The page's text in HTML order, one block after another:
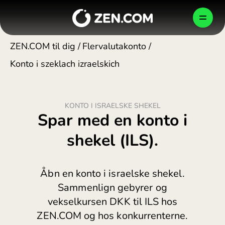
content
Danmark (Dansk)
България (Български)
Danmark (Dansk)
Deutschland (Deutsch)
Ελλάδα (Ελληνικά)
PERSONLIG ERHVERV
Shop smartere
Send, betal, veksling
Rejs bedre
Krypto
Erhvervskonto
Globale betalinger
Kortudstedelse
Krypto
Sådan beskytter vi dine penge
Newsroom
Careers
Blog
ZEN.COM til dig / Flervalutakonto/
Konto i szeklach izraelskich
KONTO I ISRAELSKE SHEKEL
Spar med en konto i
shekel (ILS).
Åbn en konto i israelske shekel.
Sammenlign gebyrer og
vekselkursen DKK til ILS hos
ZEN.COM og hos konkurrenterne.